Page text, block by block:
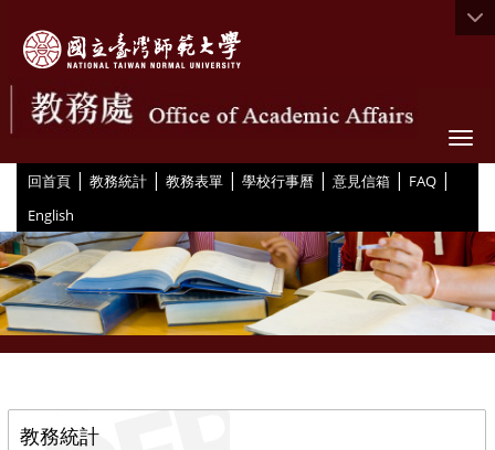
回首頁 | 教務統計 | 教務表單 | 學校行事曆 | 意見信箱 | FAQ |
English
教務統計